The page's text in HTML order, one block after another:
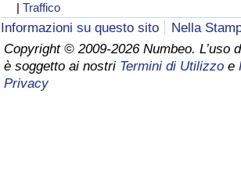
|Traffico
Informazioni su questo sito
Nella
Copyright © 2009-2026 Numbeo. L’uso
è soggetto ai nostri Termini di Utilizzo e
Privacy
ad Aqaba
Criminalità
Indice del Tasso di Criminalità
Indice della Criminalità